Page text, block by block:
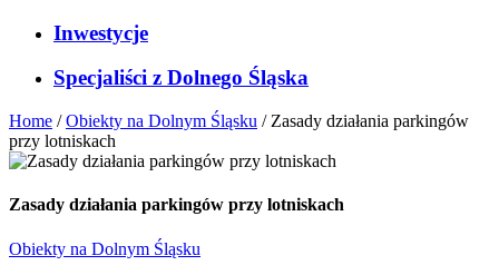
Inwestycje
Specjaliści z Dolnego Śląska
Home /Obiekty na Dolnym Śląsku / Zasady działania parkingów
przy lotniskach
Zasady działania parkingów przy lotniskach
Obiekty na Dolnym Śląsku